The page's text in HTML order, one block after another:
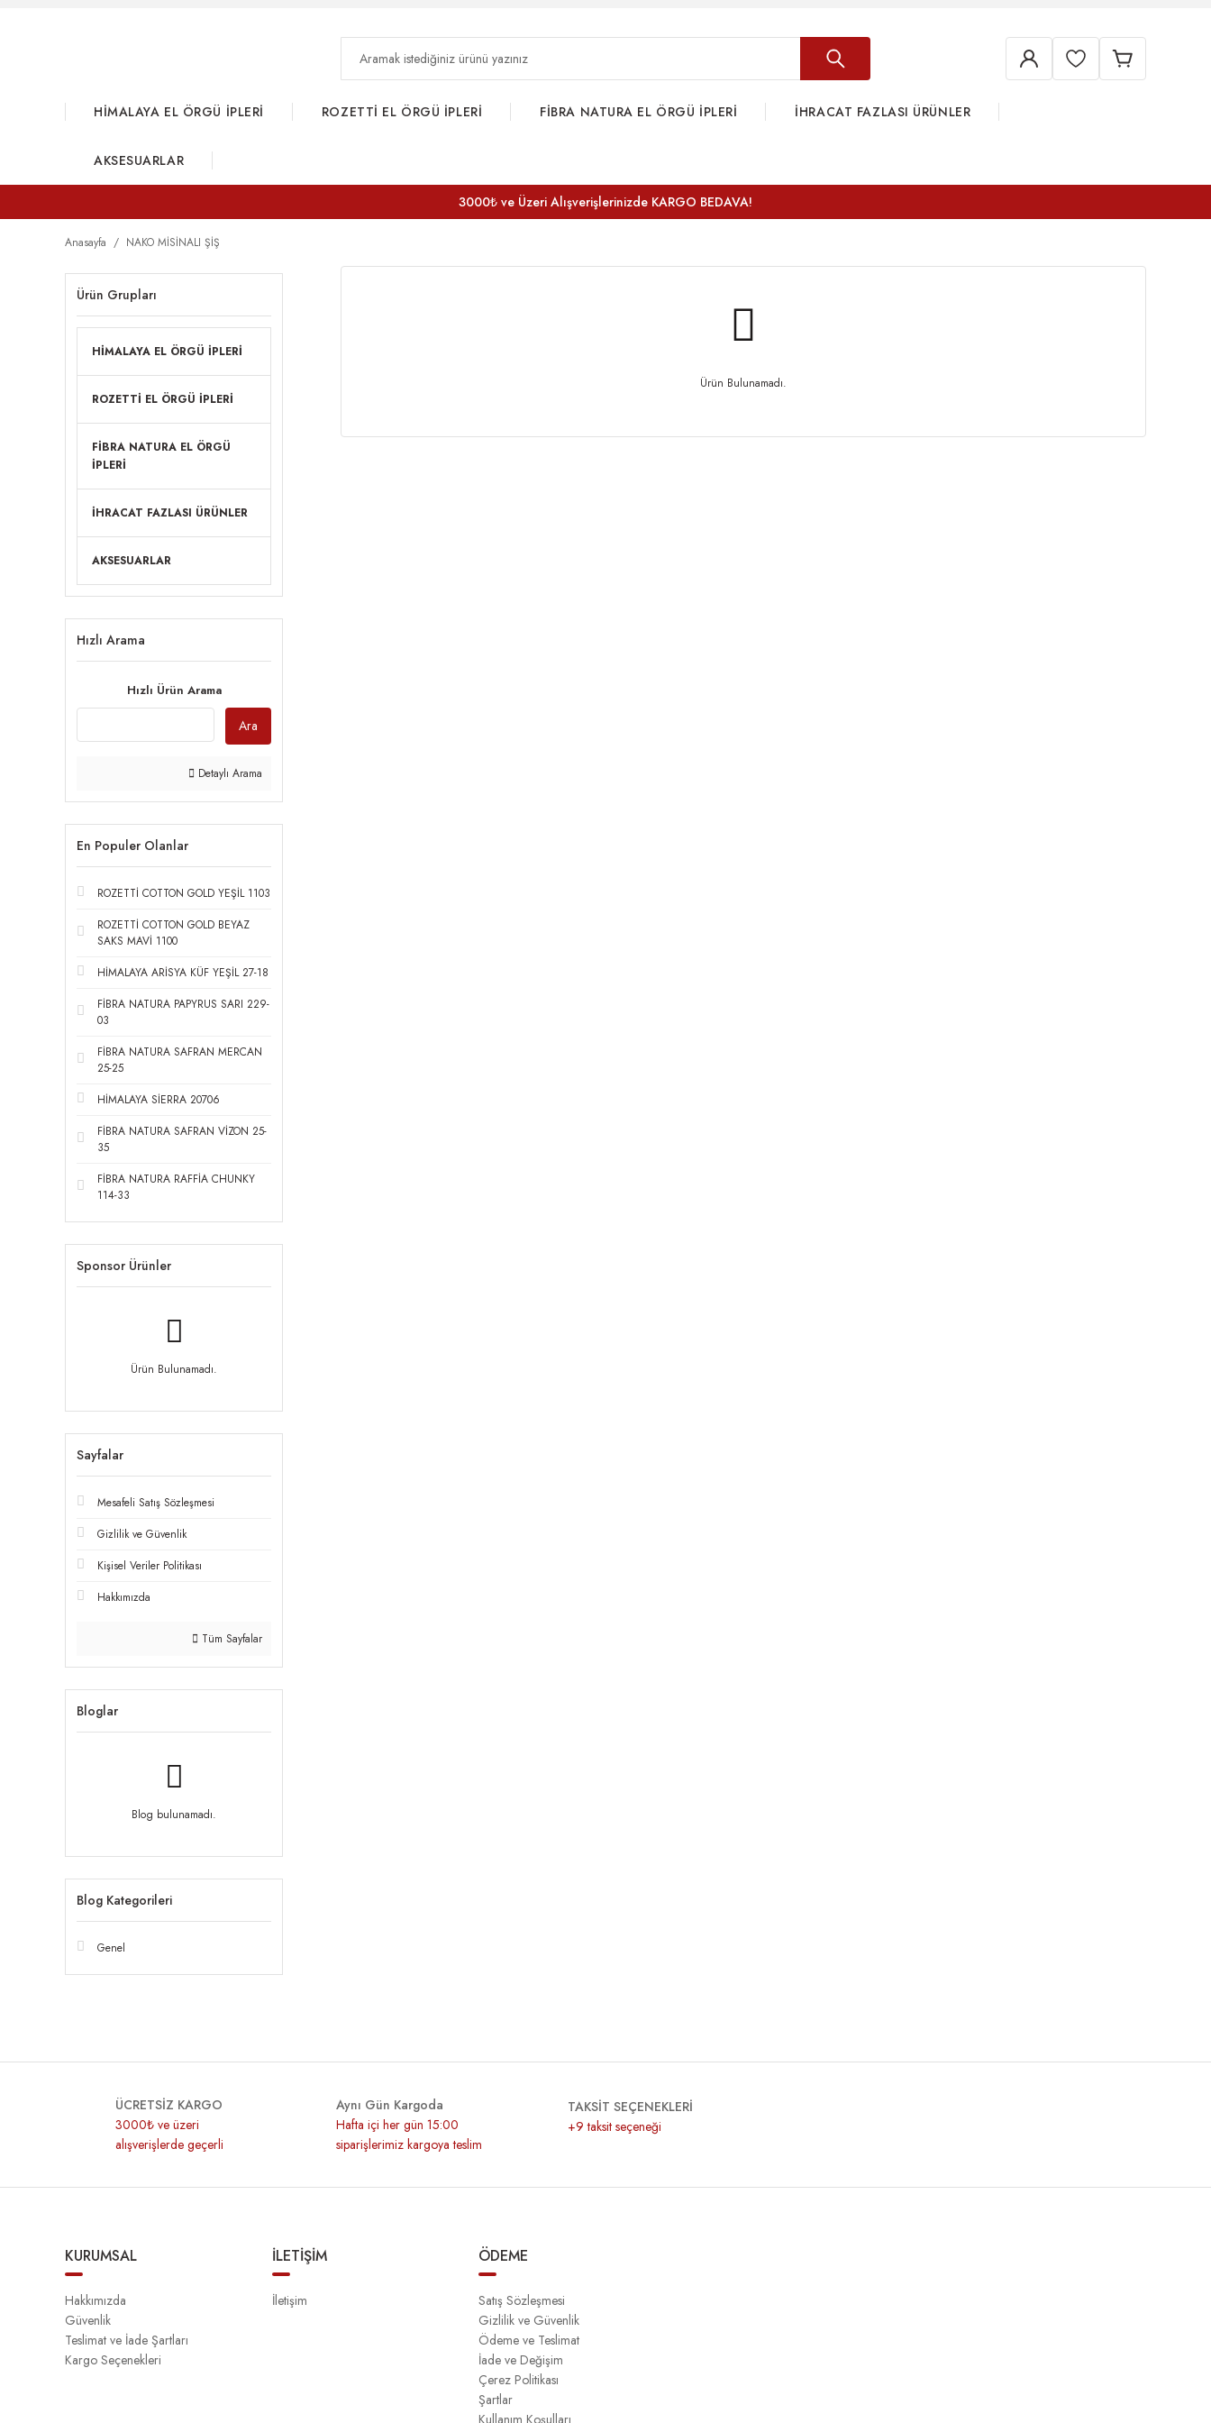
HİMALAYA EL ÖRGÜ İPLERİ ROZETTİ EL ÖRGÜ İPLERİ FİBRA NATURA EL ÖRGÜ İPLERİ İHRACAT FAZLASI ÜRÜNLER
AKSESUARLAR
3000₺ ve Üzeri Alışverişlerinizde KARGO BEDAVA!
Anasayfa NAKO MİSİNALI ŞİŞ
Ürün Grupları
HİMALAYA EL ÖRGÜ İPLERİ
ROZETTİ EL ÖRGÜ İPLERİ
FİBRA NATURA EL ÖRGÜ
İPLERİ
İHRACAT FAZLASI ÜRÜNLER
AKSESUARLAR
Hızlı Arama
Hızlı Ürün Arama
Ara
Detaylı Arama
En Populer Olanlar
ROZETTİ COTTON GOLD YEŞİL 1103
ROZETTİ COTTON GOLD BEYAZ
SAKS MAVİ 1100
HİMALAYA ARİSYA KÜF YEŞİL 27-18
FİBRA NATURA PAPYRUS SARI 229-
03
FİBRA NATURA SAFRAN MERCAN
25-25
HİMALAYA SİERRA 20706
FİBRA NATURA SAFRAN VİZON 25-
35
FİBRA NATURA RAFFİA CHUNKY
114-33
Sponsor Ürünler
Ürün Bulunamadı.
Sayfalar
Mesafeli Satış Sözleşmesi
Gizlilik ve Güvenlik
Kişisel Veriler Politikası
Hakkımızda
Tüm Sayfalar
Bloglar
Blog bulunamadı.
Blog Kategorileri
Genel
Ürün Bulunamadı.
ÜCRETSİZ KARGO
3000₺ ve üzeri
alışverişlerde geçerli
Aynı Gün Kargoda
Hafta içi her gün 15:00
siparişlerimiz kargoya teslim
TAKSİT SEÇENEKLERİ
+9 taksit seçeneği
KURUMSAL
Hakkımızda
Güvenlik
Teslimat ve İade Şartları
Kargo Seçenekleri
İLETİŞİM
İletişim
ÖDEME
Satış Sözleşmesi
Gizlilik ve Güvenlik
Ödeme ve Teslimat
İade ve Değişim
Çerez Politikası
Şartlar
Kullanım Koşulları